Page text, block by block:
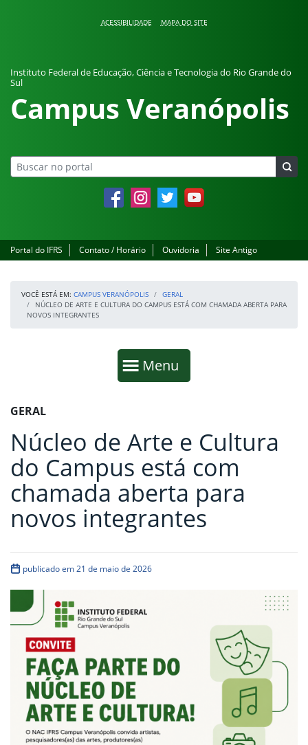
ACESSIBILIDADE MAPA DO SITE
Instituto Federal de Educação, Ciência e Tecnologia do Rio Grande do
Sul
Campus Veranópolis
FacebookInstagramTwitter YouTube
Portal do IFRS Contato / Horário Ouvidoria Site Antigo
VOCÊ ESTÁ EM: CAMPUS VERANÓPOLIS
GERAL
NÚCLEO DE ARTE E CULTURA DO CAMPUS ESTÁ COM CHAMADA ABERTA PARA
NOVOS INTEGRANTES
Mostrar
Menu
Fim da navegação
Início do conteúdo
GERAL
Núcleo de Arte e Cultura
do Campus está com
chamada aberta para
novos integrantes
publicado em 21 de maio de 2026